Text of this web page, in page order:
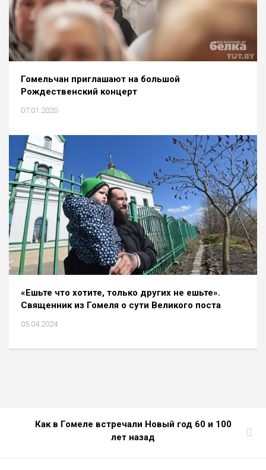
Гомельчан приглашают на большой
Рождественский концерт
07.01.2020
«Ешьте что хотите, только других не ешьте».
Священник из Гомеля о сути Великого поста
05.04.2024
Как в Гомеле встречали Новый год 60 и 100
лет назад